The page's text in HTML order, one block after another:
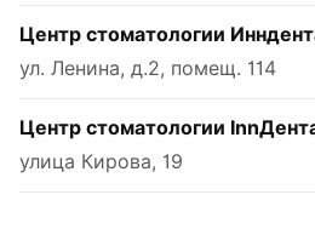
Центр стоматологии
ул. Ленина, д.2, помещ. 114
Центр стоматологии
улица Кирова, 19